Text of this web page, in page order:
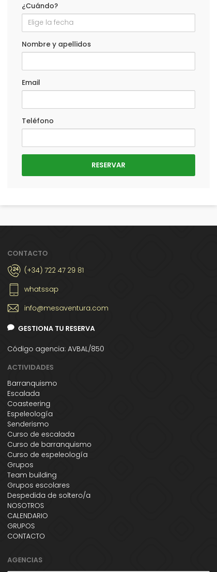
¿Cuándo?
Nombre y apellidos
Email
Teléfono
CONTACTO
(+34) 722 47 29 81
whatssap
info@mesaventura.com
GESTIONA TU RESERVA
Código agencia: AVBAL/850
ACTIVIDADES
Barranquismo
Escalada
Coasteering
Espeleología
Senderismo
Curso de escalada
Curso de barranquismo
Curso de espeleología
Grupos
Team building
Grupos escolares
Despedida de soltero/a
NOSOTROS
CALENDARIO
GRUPOS
CONTACTO
AGENCIAS